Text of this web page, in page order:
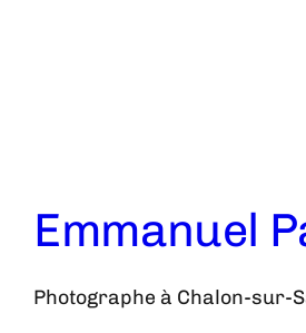
Emmanuel
Photographe à Chalon-sur-